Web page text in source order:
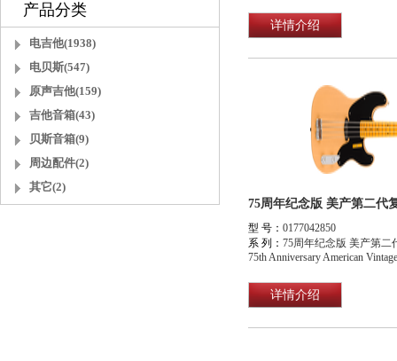
产品分类
电吉他(1938)
电贝斯(547)
原声吉他(159)
吉他音箱(43)
贝斯音箱(9)
周边配件(2)
其它(2)
详情介绍
型 号： 0177042850
系 列： 75周年纪念版 美产第二
75th Anniversary American
详情介绍